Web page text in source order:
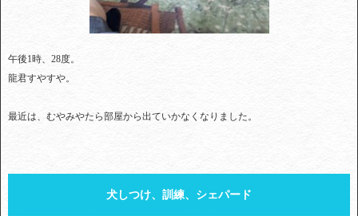
午後1時、28度。
龍君すやすや。
最近は、むやみやたら部屋から出ていかなくなりました。
犬しつけ、訓練、シェパード